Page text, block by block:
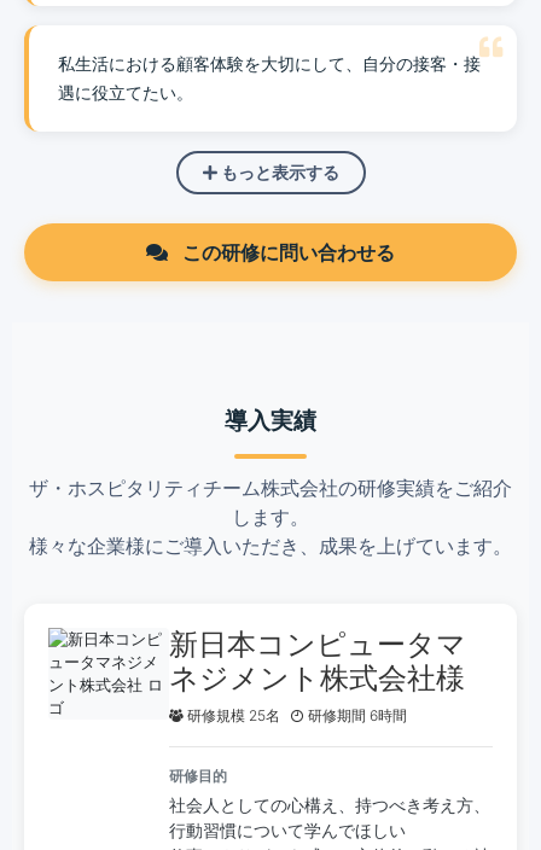
私生活における顧客体験を大切にして、自分の接客・接
遇に役立てたい。
もっと表示する
この研修に問い合わせる
導入実績
ザ・ホスピタリティチーム株式会社の研修実績をご紹介
します。
様々な企業様にご導入いただき、成果を上げています。
新日本コンピュータマ
ネジメント株式会社様
研修規模 25名 研修期間 6時間
研修目的
社会人としての心構え、持つべき考え方、
行動習慣について学んでほしい